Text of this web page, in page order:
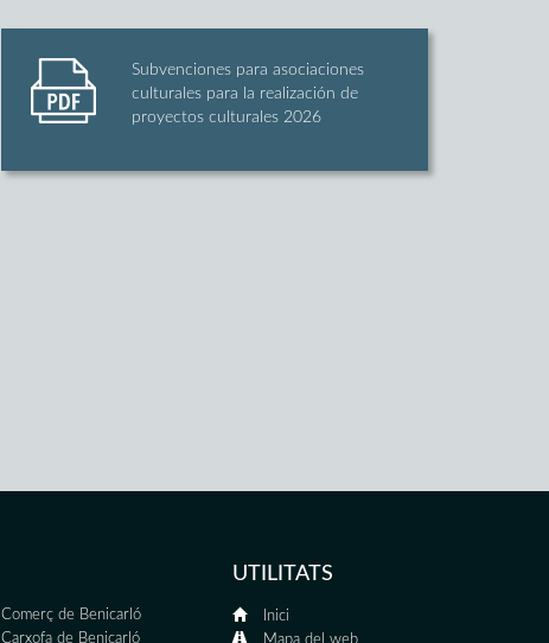
Subvenciones para asociaciones
culturales para la realización de
proyectos culturales 2026
Comerç de Benicarló
Carxofa de Benicarló
UTILITATS
Inici